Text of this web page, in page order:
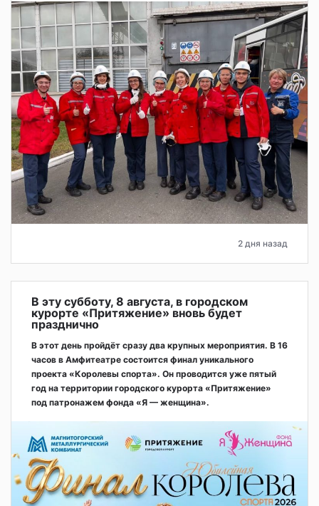
2 дня назад
В эту субботу, 8 августа, в городском
курорте «Притяжение» вновь будет
празднично
В этот день пройдёт сразу два крупных мероприятия. В 16
часов в Амфитеатре состоится финал уникального
проекта «Королевы спорта». Он проводится уже пятый
год на территории городского курорта «Притяжение»
под патронажем фонда «Я — женщина».